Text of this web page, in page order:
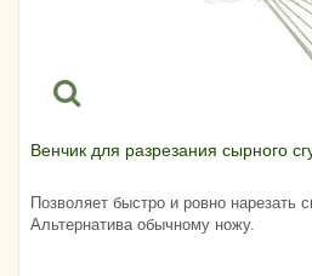
Венчик для разрезания сырного
Позволяет быстро и ровно нарезать
Альтернатива обычному ножу.